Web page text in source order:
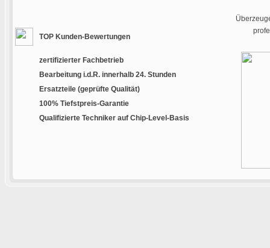
TOP Kunden-Bewertungen
zertifizierter Fachbetrieb
Bearbeitung i.d.R. innerhalb 24. Stunden
Ersatzteile (geprüfte Qualität)
100% Tiefstpreis-Garantie
Qualifizierte Techniker auf Chip-Level-Basis